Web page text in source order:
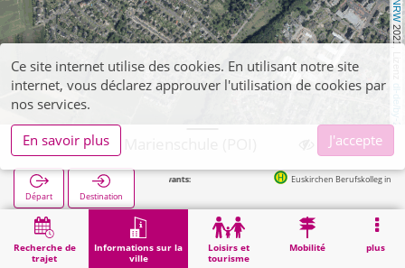
2021, Lizenz
dl-de/by-2-0
Recherche de
trajet
Informations sur la
ville
Loisirs et
tourisme
Mobilité plus
Euskirchen, Marienschule (POI)
Départ Destination
Arrêts suivants: Euskirchen Berufskolleg in 319m
Démarrage Informations sur la ville Euskirchen, Marienschule (POI)
Ce site internet utilise des cookies. En utilisant notre site
internet, vous déclarez approuver l'utilisation de cookies par
nos services.
En savoir plus
J'accepte